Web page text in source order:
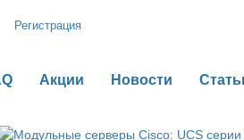
Регистрация
Акции Новости